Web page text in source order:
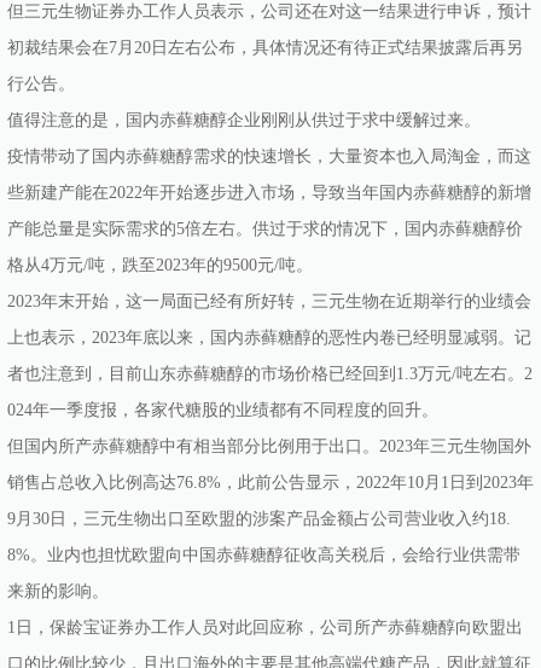
但三元生物证券办工作人员表示，公司还在对这一结果进行申诉，预计
初裁结果会在7月20日左右公布，具体情况还有待正式结果披露后再另
行公告。
值得注意的是，国内赤藓糖醇企业刚刚从供过于求中缓解过来。
疫情带动了国内赤藓糖醇需求的快速增长，大量资本也入局淘金，而这
些新建产能在2022年开始逐步进入市场，导致当年国内赤藓糖醇的新增
产能总量是实际需求的5倍左右。供过于求的情况下，国内赤藓糖醇价
格从4万元/吨，跌至2023年的9500元/吨。
2023年末开始，这一局面已经有所好转，三元生物在近期举行的业绩会
上也表示，2023年底以来，国内赤藓糖醇的恶性内卷已经明显减弱。记
者也注意到，目前山东赤藓糖醇的市场价格已经回到1.3万元/吨左右。2
024年一季度报，各家代糖股的业绩都有不同程度的回升。
但国内所产赤藓糖醇中有相当部分比例用于出口。2023年三元生物国外
销售占总收入比例高达76.8%，此前公告显示，2022年10月1日到2023年
9月30日，三元生物出口至欧盟的涉案产品金额占公司营业收入约18.
8%。业内也担忧欧盟向中国赤藓糖醇征收高关税后，会给行业供需带
来新的影响。
1日，保龄宝证券办工作人员对此回应称，公司所产赤藓糖醇向欧盟出
口的比例比较少，且出口海外的主要是其他高端代糖产品，因此就算征